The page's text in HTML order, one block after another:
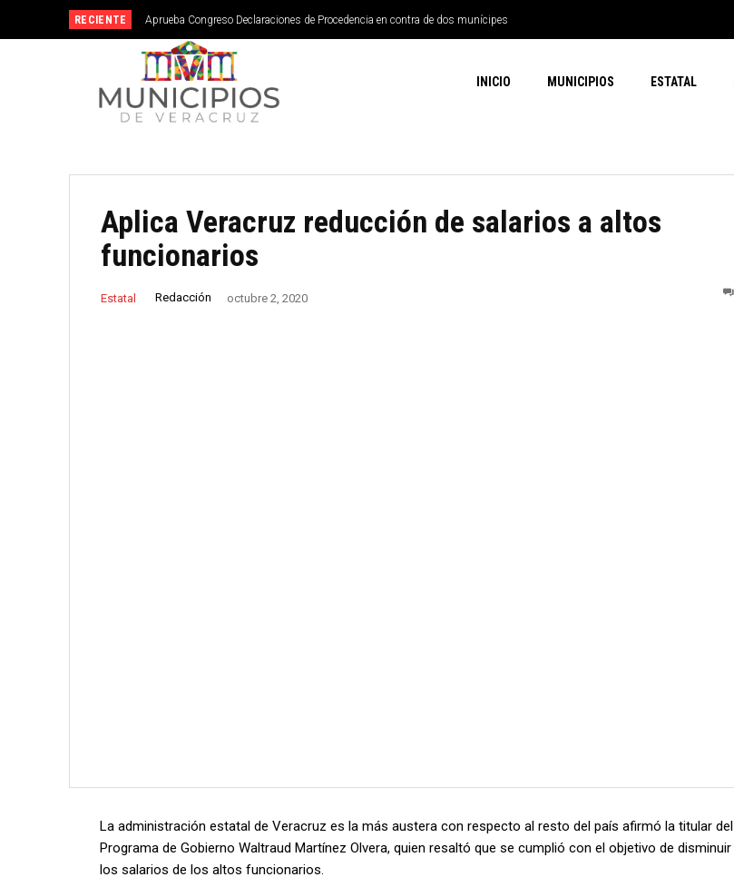
RECIENTE Aprueba Congreso Declaraciones de Procedencia en contra de dos munícipes
INICIO MUNICIPIOS ESTATAL
Aplica Veracruz reducción de salarios a altos
funcionarios
Estatal Redacción octubre 2, 2020
La administración estatal de Veracruz es la más austera con respecto al resto del país afirmó la titular del
Programa de Gobierno Waltraud Martínez Olvera, quien resaltó que se cumplió con el objetivo de disminuir
los salarios de los altos funcionarios.